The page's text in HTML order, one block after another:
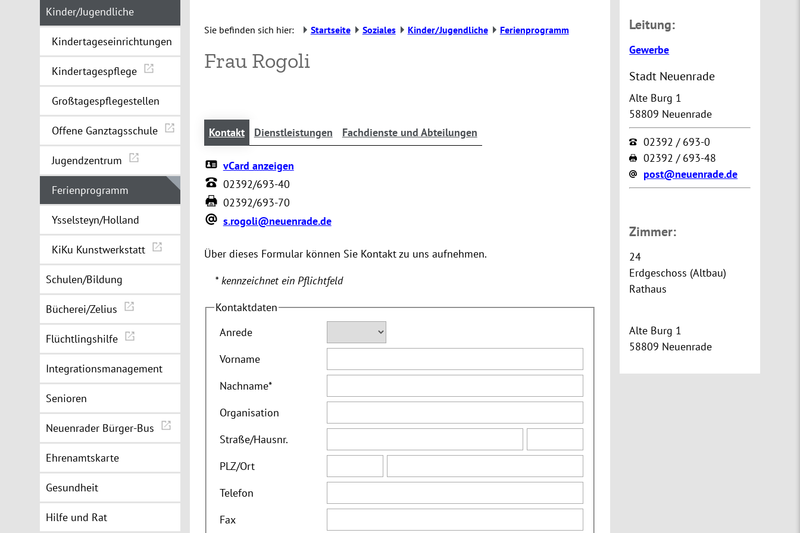
Kinder/Jugendliche
Kindertageseinrichtungen
Kindertagespflege
Großtagespflegestellen
Offene Ganztagsschule
Jugendzentrum
Ferienprogramm
Ysselsteyn/Holland
KiKu Kunstwerkstatt
Schulen/Bildung
Bücherei/Zelius
Flüchtlingshilfe
Integrationsmanagement
Senioren
Neuenrader Bürger-Bus
Ehrenamtskarte
Gesundheit
Hilfe und Rat
Sie befinden sich hier: Startseite Soziales Kinder/Jugendliche Ferienprogramm
Frau Rogoli
Kontakt Dienstleistungen Fachdienste und Abteilungen
vCard anzeigen
02392/693-40
02392/693-70
s.rogoli@neuenrade.de
Über dieses Formular können Sie Kontakt zu uns aufnehmen.
* kennzeichnet ein Pflichtfeld
Kontaktdaten
Anrede
Vorname
Nachname*
Organisation
Straße/Hausnr.
PLZ/Ort
Telefon
Fax
Leitung:
Gewerbe
Stadt Neuenrade
Alte Burg 1
58809 Neuenrade
02392 / 693-0
02392 / 693-48
post@neuenrade.de
Zimmer:
24
Erdgeschoss (Altbau)
Rathaus
Alte Burg 1
58809 Neuenrade